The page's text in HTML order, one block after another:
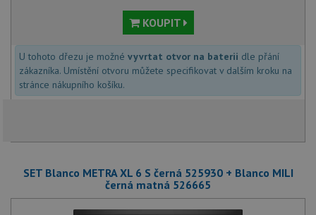
KOUPIT
U tohoto dřezu je možné vyvrtat otvor na baterii dle přání
zákazníka. Umístění otvoru můžete specifikovat v dalším kroku na
stránce nákupního košíku.
SET Blanco METRA XL 6 S černá 525930 + Blanco MILI
černá matná 526665